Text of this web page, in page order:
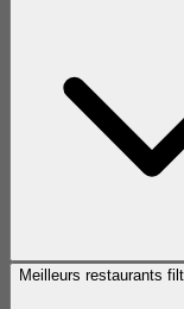
Meilleurs restaurants